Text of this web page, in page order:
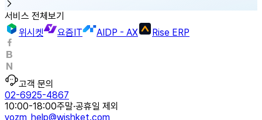
서비스 전체보기
위시켓
요즘IT AIDP - AX Rise ERP
고객 문의
02-6925-4867
10:00-18:00주말·공휴일 제외
yozm_help@wishket.com